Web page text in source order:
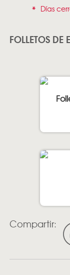
* Días
FOLLETOS
Compartir: